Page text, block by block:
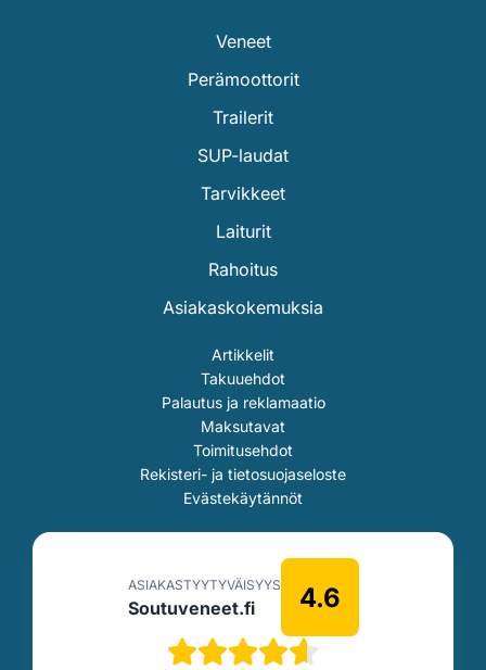
Veneet
Perämoottorit
Trailerit
SUP-laudat
Tarvikkeet
Laiturit
Rahoitus
Asiakaskokemuksia
Artikkelit
Takuuehdot
Palautus ja reklamaatio
Maksutavat
Toimitusehdot
Rekisteri- ja tietosuojaseloste
Evästekäytännöt
ASIAKASTYYTYVÄISYYS
Soutuveneet.fi 4.6